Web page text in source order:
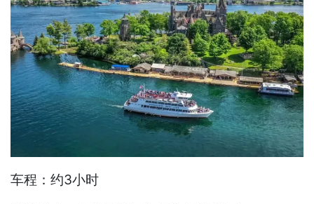
车程：约3小时